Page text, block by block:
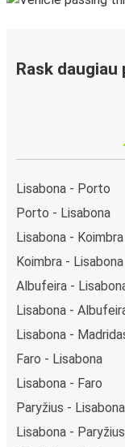
Rask
Lisabona - Porto
Porto - Lisabona
Lisabona - Koimbra
Koimbra - Lisabona
Albufeira -
Lisabona -
Lisabona -
Faro - Lisabona
Lisabona - Faro
Paryžius - Lisabona
Lisabona - Paryžius